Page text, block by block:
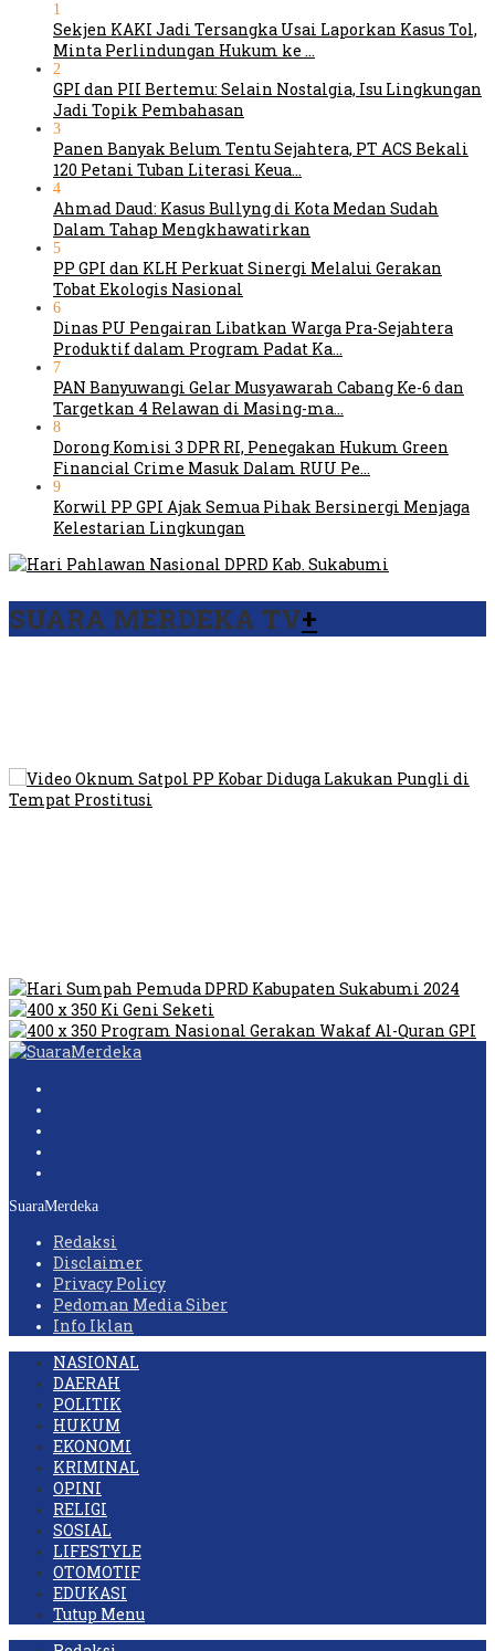
1
Sekjen KAKI Jadi Tersangka Usai Laporkan Kasus Tol,
Minta Perlindungan Hukum ke …
2
GPI dan PII Bertemu: Selain Nostalgia, Isu Lingkungan
Jadi Topik Pembahasan
3
Panen Banyak Belum Tentu Sejahtera, PT ACS Bekali
120 Petani Tuban Literasi Keua…
4
Ahmad Daud: Kasus Bullyng di Kota Medan Sudah
Dalam Tahap Mengkhawatirkan
5
PP GPI dan KLH Perkuat Sinergi Melalui Gerakan
Tobat Ekologis Nasional
6
Dinas PU Pengairan Libatkan Warga Pra-Sejahtera
Produktif dalam Program Padat Ka…
7
PAN Banyuwangi Gelar Musyawarah Cabang Ke-6 dan
Targetkan 4 Relawan di Masing-ma…
8
Dorong Komisi 3 DPR RI, Penegakan Hukum Green
Financial Crime Masuk Dalam RUU Pe…
9
Korwil PP GPI Ajak Semua Pihak Bersinergi Menjaga
Kelestarian Lingkungan
SUARA MERDEKA TV+
SuaraMerdeka
Redaksi
Disclaimer
Privacy Policy
Pedoman Media Siber
Info Iklan
NASIONAL
DAERAH
POLITIK
HUKUM
EKONOMI
KRIMINAL
OPINI
RELIGI
SOSIAL
LIFESTYLE
OTOMOTIF
EDUKASI
Tutup Menu